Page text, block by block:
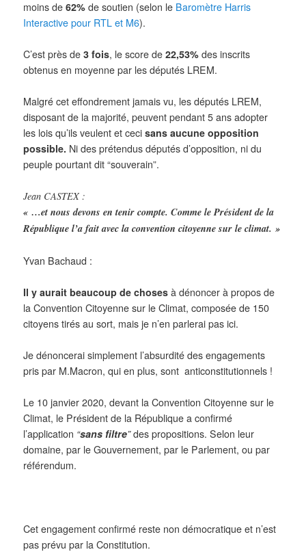
moins de62%de soutien (selon le Baromètre Harris
Interactive pour RTL et M6).
C’est près de3 fois, le score de22,53%des inscrits
obtenus en moyenne par les députés LREM.
Malgré cet effondrement jamais vu, les députés LREM,
disposant de la majorité, peuvent pendant 5 ans adopter
les lois qu’ils veulent et cecisansaucune opposition
possible. Ni des prétendus députés d’opposition, ni du
peuple pourtant dit “souverain”.
Jean CASTEX :
« …et nous devons en tenir compte. Comme le Président de la
République l’a fait avec la convention citoyenne sur le climat. »
Yvan Bachaud :
Il y aurait beaucoup de choses à dénoncer à propos de
la Convention Citoyenne sur le Climat, composée de 150
citoyens tirés au sort, mais je n’en parlerai pas ici.
Je dénoncerai simplement l’absurdité des engagements
pris par M.Macron, qui en plus, sont anticonstitutionnels !
Le 10 janvier 2020, devant la Convention Citoyenne sur le
Climat, le Président de la République a confirmé
l’application “sans filtre”des propositions. Selon leur
domaine, par le Gouvernement, par le Parlement,ou par
référendum.
Cet engagement confirmé reste non démocratique et n’est
pas prévu par la Constitution.